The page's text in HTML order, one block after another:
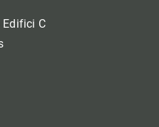
Edifici C